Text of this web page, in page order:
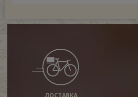
ДОСТАВКА